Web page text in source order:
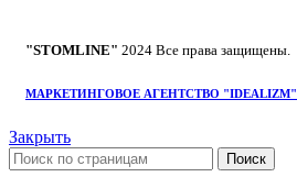
"STOMLINE" 2024 Все права защищены.
МАРКЕТИНГОВОЕ АГЕНТСТВО "IDEALIZM"
Закрыть
Поиск